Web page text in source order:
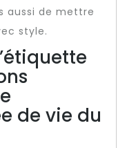
aussi de mettre
style.
de vie du